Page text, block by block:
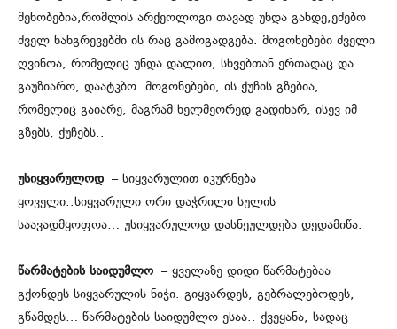
შენობებია,რომლის არქეოლოგი თავად უნდა გახდე,ეძებო
ძველ ნანგრევებში ის რაც გამოგადგება. მოგონებები ძველი
ღვინოა, რომელიც უნდა დალიო, სხვებთან ერთადაც და
გაუზიარო, დაატკბო. მოგონებები, ის ქუჩის გზებია,
რომელიც გაიარე, მაგრამ ხელმეორედ გადიხარ, ისევ იმ
გზებს, ქუჩებს..
უსიყვარულოდ – სიყვარულით იკურნება
ყოველი..სიყვარული ორი დაჭრილი სულის
საავადმყოფოა… უსიყვარულოდ დასნეულდება დედამიწა.
წარმატების საიდუმლო – ყველაზე დიდი წარმატებაა
გქონდეს სიყვარულის ნიჭი. გიყვარდეს, გებრალებოდეს,
გწამდეს… წარმატების საიდუმლო ესაა.. ქვეყანა, სადაც